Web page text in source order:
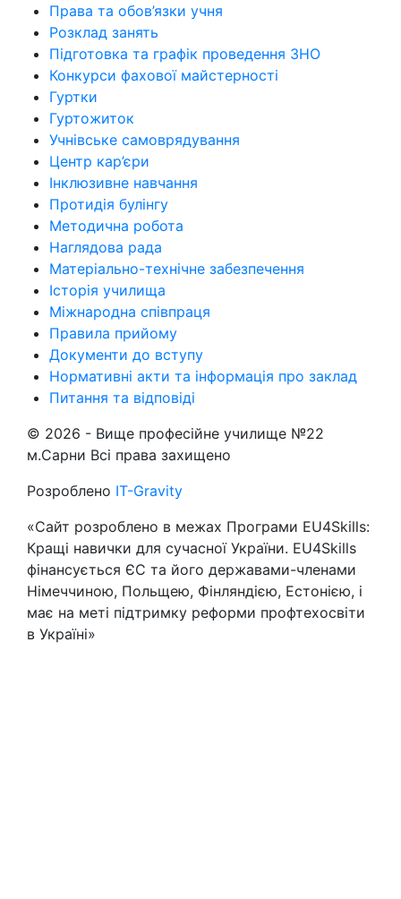
Права та обов’язки учня
Розклад занять
Підготовка та графік проведення ЗНО
Конкурси фахової майстерності
Гуртки
Гуртожиток
Учнівське самоврядування
Центр кар’єри
Інклюзивне навчання
Протидія булінгу
Методична робота
Наглядова рада
Матеріально-технічне забезпечення
Історія училища
Міжнародна співпраця
Правила прийому
Документи до вступу
Нормативні акти та інформація про заклад
Питання та відповіді
© 2026 - Вище професійне училище №22
м.Сарни Всі права захищено
Розроблено IT-Gravity
«Сайт розроблено в межах Програми EU4Skills:
Кращі навички для сучасної України. EU4Skills
фінансується ЄС та його державами-членами
Німеччиною, Польщею, Фінляндією, Естонією, і
має на меті підтримку реформи профтехосвіти
в Україні»